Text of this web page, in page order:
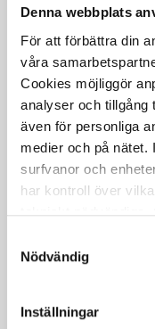
Denna webbplats
För att förbättra din
våra
Cookies möjliggör
analyser och tillgång
även för personliga
medier och på nätet.
surfvanor och
har kontroll över
tekniskt nödvändiga.
länder utanför EU
att godkänna
Nödvändig
Inställningar
Vindruterengöring,